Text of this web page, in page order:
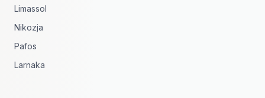
Limassol
Nikozja
Pafos
Larnaka